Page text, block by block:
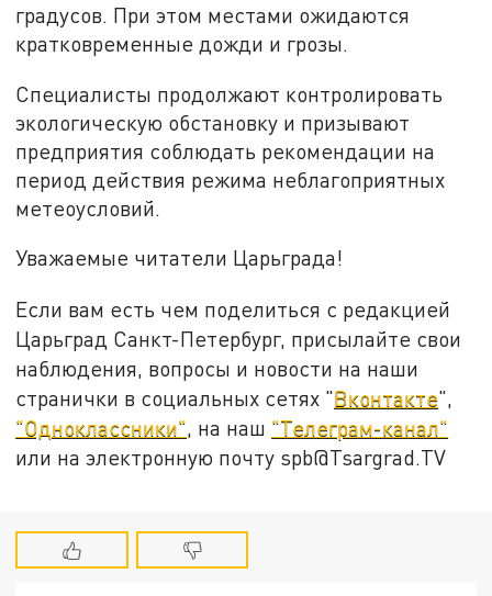
градусов. При этом местами ожидаются
кратковременные дожди и грозы.
Специалисты продолжают контролировать
экологическую обстановку и призывают
предприятия соблюдать рекомендации на
период действия режима неблагоприятных
метеоусловий.
Уважаемые читатели Царьграда!
Если вам есть чем поделиться с редакцией
Царьград Санкт-Петербург, присылайте свои
наблюдения, вопросы и новости на наши
странички в социальных сетях "Вконтакте",
"Одноклассники", на наш "Телеграм-канал"
или на электронную почту spb@Tsargrad.TV